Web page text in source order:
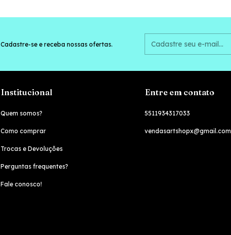
Cadastre-se e receba nossas ofertas.
Institucional
Quem somos?
Como comprar
Trocas e Devoluções
Perguntas frequentes?
Fale conosco!
Entre em contato
5511934317033
vendasartshopx@gmail.com